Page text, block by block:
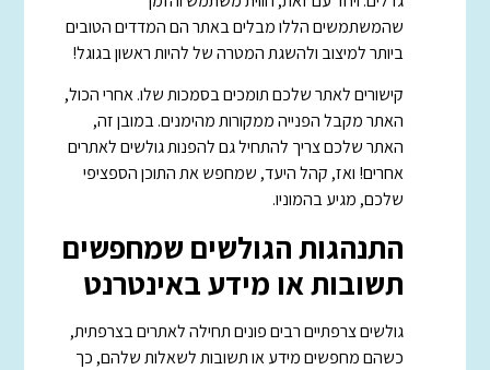
שהמשתמשים הללו מבלים באתר הם המדדים הטובים
ביותר למיצוב ולהשגת המטרה של להיות ראשון בגוגל!
קישורים לאתר שלכם תומכים בסמכות שלו. אחרי הכול,
האתר מקבל הפנייה ממקורות מהימנים. במובן זה,
האתר שלכם צריך להתחיל גם להפנות גולשים לאתרים
אחרים! ואז, קהל היעד, שמחפש את התוכן הספציפי
שלכם, מגיע בהמוניו.
התנהגות הגולשים שמחפשים
תשובות או מידע באינטרנט
גולשים צרפתיים רבים פונים תחילה לאתרים בצרפתית,
כשהם מחפשים מידע או תשובות לשאלות שלהם, כך